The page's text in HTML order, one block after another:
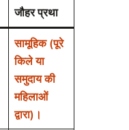
जौहर प्रथा
सामूहिक (पूरे
किले या
समुदाय की
महिलाओं
द्वारा)।